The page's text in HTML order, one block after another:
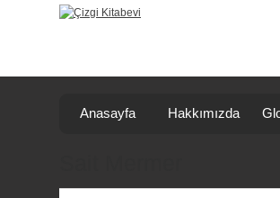
Anasayfa Hakkımızda